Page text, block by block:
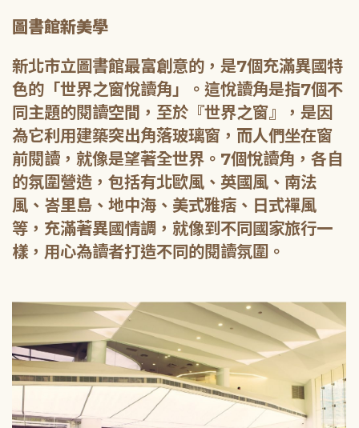
圖書館新美學
新北市立圖書館最富創意的，是7個充滿異國特
色的「世界之窗悅讀角」。這悅讀角是指7個不
同主題的閱讀空間，至於『世界之窗』，是因
為它利用建築突出角落玻璃窗，而人們坐在窗
前閱讀，就像是望著全世界。7個悅讀角，各自
的氛圍營造，包括有北歐風、英國風、南法
風、峇里島、地中海、美式雅痞、日式禪風
等，充滿著異國情調，就像到不同國家旅行一
樣，用心為讀者打造不同的閱讀氛圍。